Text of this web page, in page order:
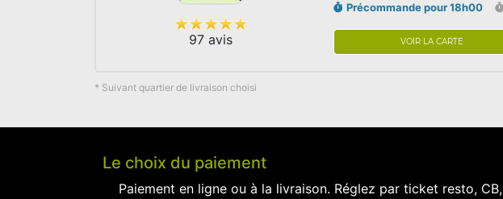
97 avis
Précommande pour 18h00
VOIR LA CARTE
* Suivant quartier de livraison choisi
Le choix du paiement
Paiement en ligne ou à la livraison. Réglez par ticket resto, CB,